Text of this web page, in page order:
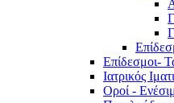
Επίδεσμοι-
Ιατρικός
Οροί -